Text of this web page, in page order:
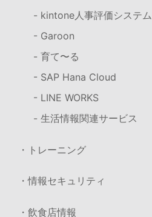
- kintone人事評価システム
- Garoon
- 育て〜る
- SAP Hana Cloud
- LINE WORKS
- 生活情報関連サービス
・トレーニング
・情報セキュリティ
・飲食店情報